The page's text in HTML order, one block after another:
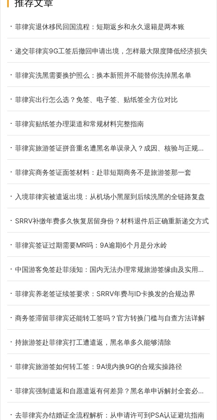
推荐文章
菲律宾退休移民回国流程：短期返乡和永久退籍是两本账
递交菲律宾9G工签后撤回申请出境，怎样最大限度降低经济损失
菲律宾洗黑需要换护照么：换本新照并不能替你洗掉黑名单
菲律宾出行怎么选？免签、电子签、贴纸签全方位对比
菲律宾贴纸签办理渠道和常规材料完整指南
菲律宾旅游签证拼音重名遭黑名单误录入？成因、核验与正规解决办法
菲律宾商务签证面签材料：赴菲短期商务不是旅游签那一套
入境菲律宾被遣返出境：从机场小黑屋到后续洗黑的全链路复盘
SRRV补缴年费多久恢复居留身份？材料退件后正确重新递交方式
菲律宾签证过期需要MR吗：9A逾期6个月是分水岭
中国游客免签赴菲须知：国内无法办理常规旅游签缘由及实用替代方案
菲律宾养老签证续签要求：SRRV年费与ID卡换发的合规边界
商务签滞留菲律宾还能转工签吗？官方转换门槛与自查方法详解
持旅游签赴菲律宾打工遭遣返，黑名单多久能够清除
菲律宾旅游签如何转工签：9A境内换9G的合规实操路径
菲律宾强制遣返和自愿遣返有何差异？黑名单申诉解封全套必备材料详解
去菲律宾办结婚证全流程解析：从申请许可到PSA认证避坑指南